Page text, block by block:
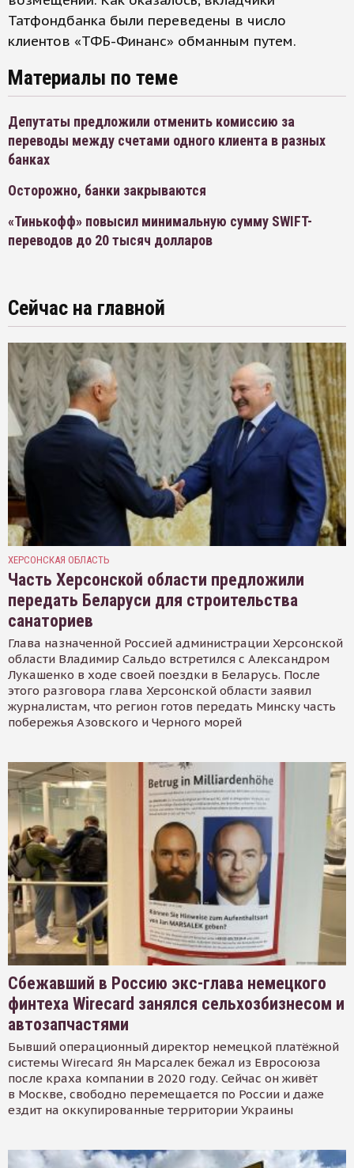
Татфондбанка были переведены в число
клиентов «ТФБ-Финанс» обманным путем.
Материалы по теме
Депутаты предложили отменить комиссию за
переводы между счетами одного клиента в разных
банках
Осторожно, банки закрываются
«Тинькофф» повысил минимальную сумму SWIFT-
переводов до 20 тысяч долларов
Сейчас на главной
ХЕРСОНСКАЯ ОБЛАСТЬ
Часть Херсонской области предложили
передать Беларуси для строительства
санаториев
Глава назначенной Россией администрации Херсонской
области Владимир Сальдо встретился с Александром
Лукашенко в ходе своей поездки в Беларусь. После
этого разговора глава Херсонской области заявил
журналистам, что регион готов передать Минску часть
побережья Азовского и Черного морей
Сбежавший в Россию экс-глава немецкого
финтеха Wirecard занялся сельхозбизнесом и
автозапчастями
Бывший операционный директор немецкой платёжной
системы Wirecard Ян Марсалек бежал из Евросоюза
после краха компании в 2020 году. Сейчас он живёт
в Москве, свободно перемещается по России и даже
ездит на оккупированные территории Украины